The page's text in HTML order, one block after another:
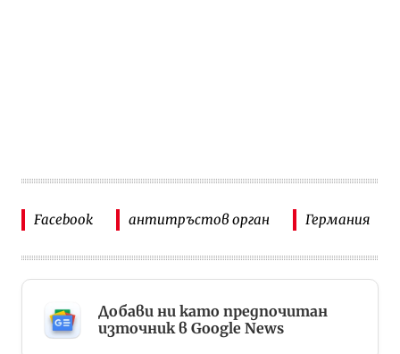
Facebook антитръстов орган Германия
Добави ни като предпочитан
източник в Google News